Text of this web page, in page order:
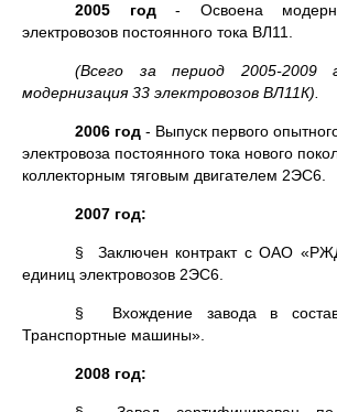
2005 год- Освоена
электровозов постоянного тока ВЛ11.
(Всего за период 2005-2009
модернизация 33 электровозов ВЛ11К).
2006 год - Выпуск первого
электровоза постоянного тока нового
коллекторным тяговым двигателем 2ЭС6.
2007 год:
§ Заключен контракт с ОАО
единиц электровозов 2ЭС6.
§ Вхождение завода в
Транспортные машины».
2008 год: